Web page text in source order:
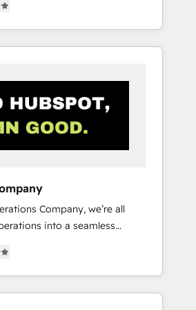
global SaaS or
Trusted by leading enterprises
ups including Sony, Rapyd,
RevOps & data
& End to end
& enrichment 📘 Team
adoption We create
Company, we’re all
into a seamless
real results. We specialize in
systems into efficient,
work across your entire